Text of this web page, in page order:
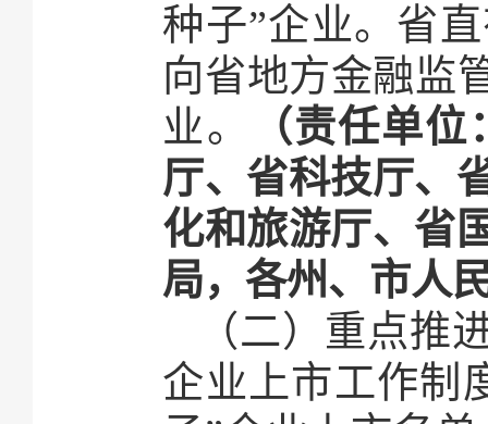
种子”企业。省
向省地方金融监
业。
（责任单
厅、省科技厅、
化和旅游厅、省
局，各州、市人
（二）重点推
企业上市工作制